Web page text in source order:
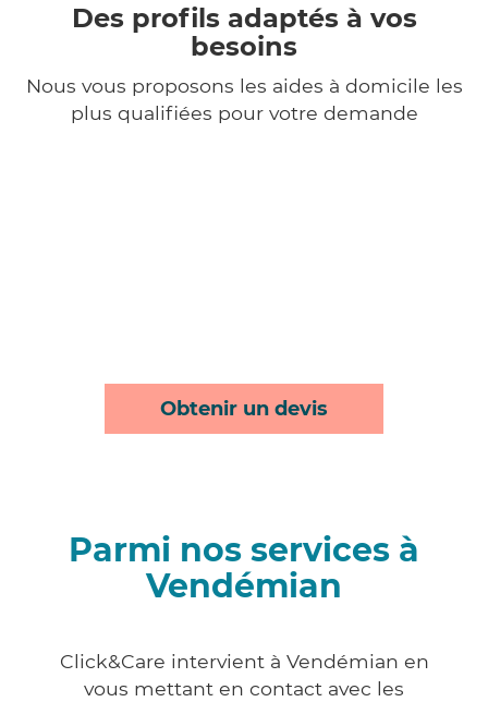
Des profils adaptés à vos
besoins
Nous vous proposons les aides à domicile les
plus qualifiées pour votre demande
Obtenir un devis
Parmi nos services à
Vendémian
Click&Care intervient à Vendémian en
vous mettant en contact avec les